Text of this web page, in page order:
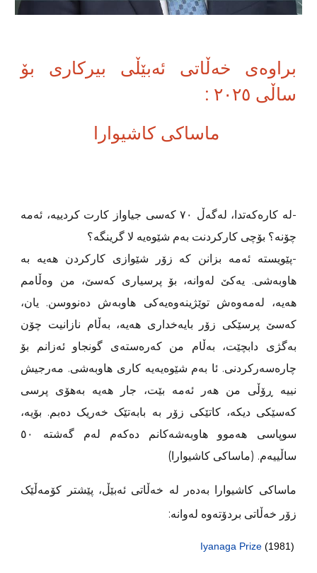
براوەی خەڵاتی ئەبێڵی بیرکاری بۆ
ساڵی ٢٠٢٥ :
ماساکی کاشیوارا
-لە کارەکەتدا، لەگەڵ ٧٠ کەسی جیاواز کارت کردییە، ئەمە
چۆنە؟ بۆچی کارکردنت بەم شێوەیە لا گرینگە؟
-پێویستە ئەمە بزانن کە زۆر شێوازی کارکردن هەیە بە
هاوبەشی. یەکێ لەوانە، بۆ پرسیاری کەسێ، من وەڵامم
هەیە، لەمەوەش توێژینەوەیەکی هاوبەش دەنووسن. یان،
کەسێ پرسێکی زۆر بایەخداری هەیە، بەڵام نازانیت چۆن
بەگژی دابچێت، بەڵام من کەرەستەی گونجاو ئەزانم بۆ
چارەسەرکردنی. ئا بەم شێوەیەیە کاری هاوبەشی. مەرجیش
نییە ڕۆڵی من هەر ئەمە بێت، جار هەیە بەهۆی پرسی
کەسێکی دیکە، کاتێکی زۆر بە بابەتێک خەریک دەبم. بۆیە،
سوپاسی هەموو هاوبەشەکانم دەکەم لەم گەشتە ٥٠
ساڵییەم. (ماساکی کاشیوارا)
ماساکی کاشیوارا بەدەر لە خەڵاتی ئەبێڵ، پێشتر کۆمەڵێک
زۆر خەڵاتی بردۆتەوە لەوانە:
Iyanaga Prize(1981)